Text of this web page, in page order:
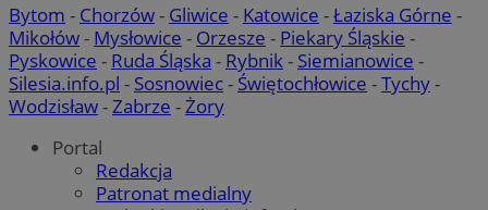
Bytom - Chorzów- Gliwice - Katowice -Łaziska Górne -
Mikołów- Mysłowice - Orzesze - Piekary Śląskie -
Pyskowice - Ruda Śląska - Rybnik- Siemianowice -
Silesia.info.pl - Sosnowiec- Świętochłowice -Tychy-
Wodzisław-Zabrze -Żory
Portal
Redakcja
Patronat medialny